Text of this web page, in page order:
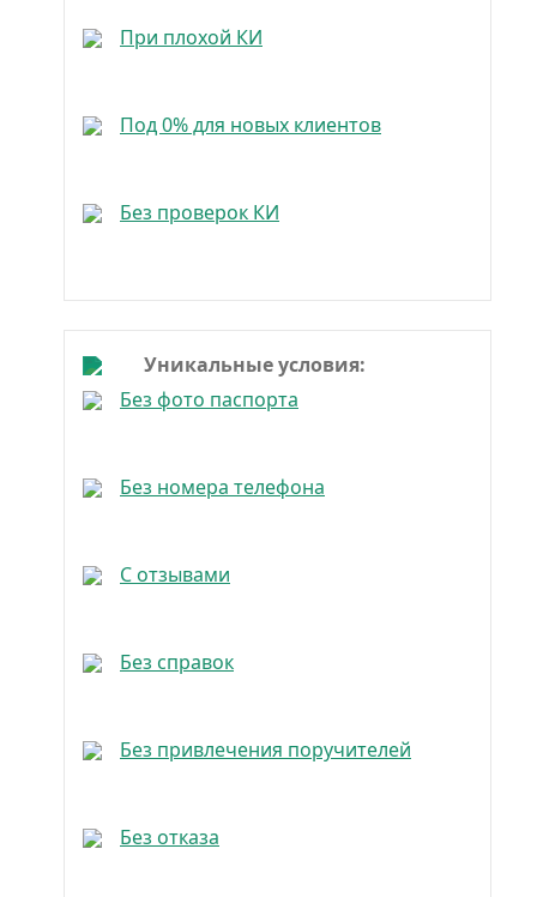
При плохой КИ
Под 0% для новых клиентов
Без проверок КИ
Уникальные условия:
Без фото паспорта
Без номера телефона
С отзывами
Без справок
Без привлечения поручителей
Без отказа